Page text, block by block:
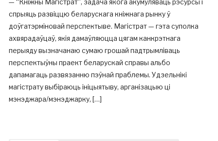
— “Кніжны Магістрат”, задача якога акумуляваць рэсурсы і
спрыяць развіццю беларускага кніжнага рынку ў
доўгатэрміновай перспектыве. Магістрат — гэта суполка
ахвярадаўцаў, якія дамаўляюцца цягам канкрэтнага
перыяду вызначанаю сумаю грошай падтрымліваць
перспектыўны праект беларускай справы альбо
дапамагаць развязанню пэўнай праблемы. Удзельнікі
магістрату выбіраюць ініцыятыву, арганізацыю ці
мэнэджара/мэнэджарку, […]